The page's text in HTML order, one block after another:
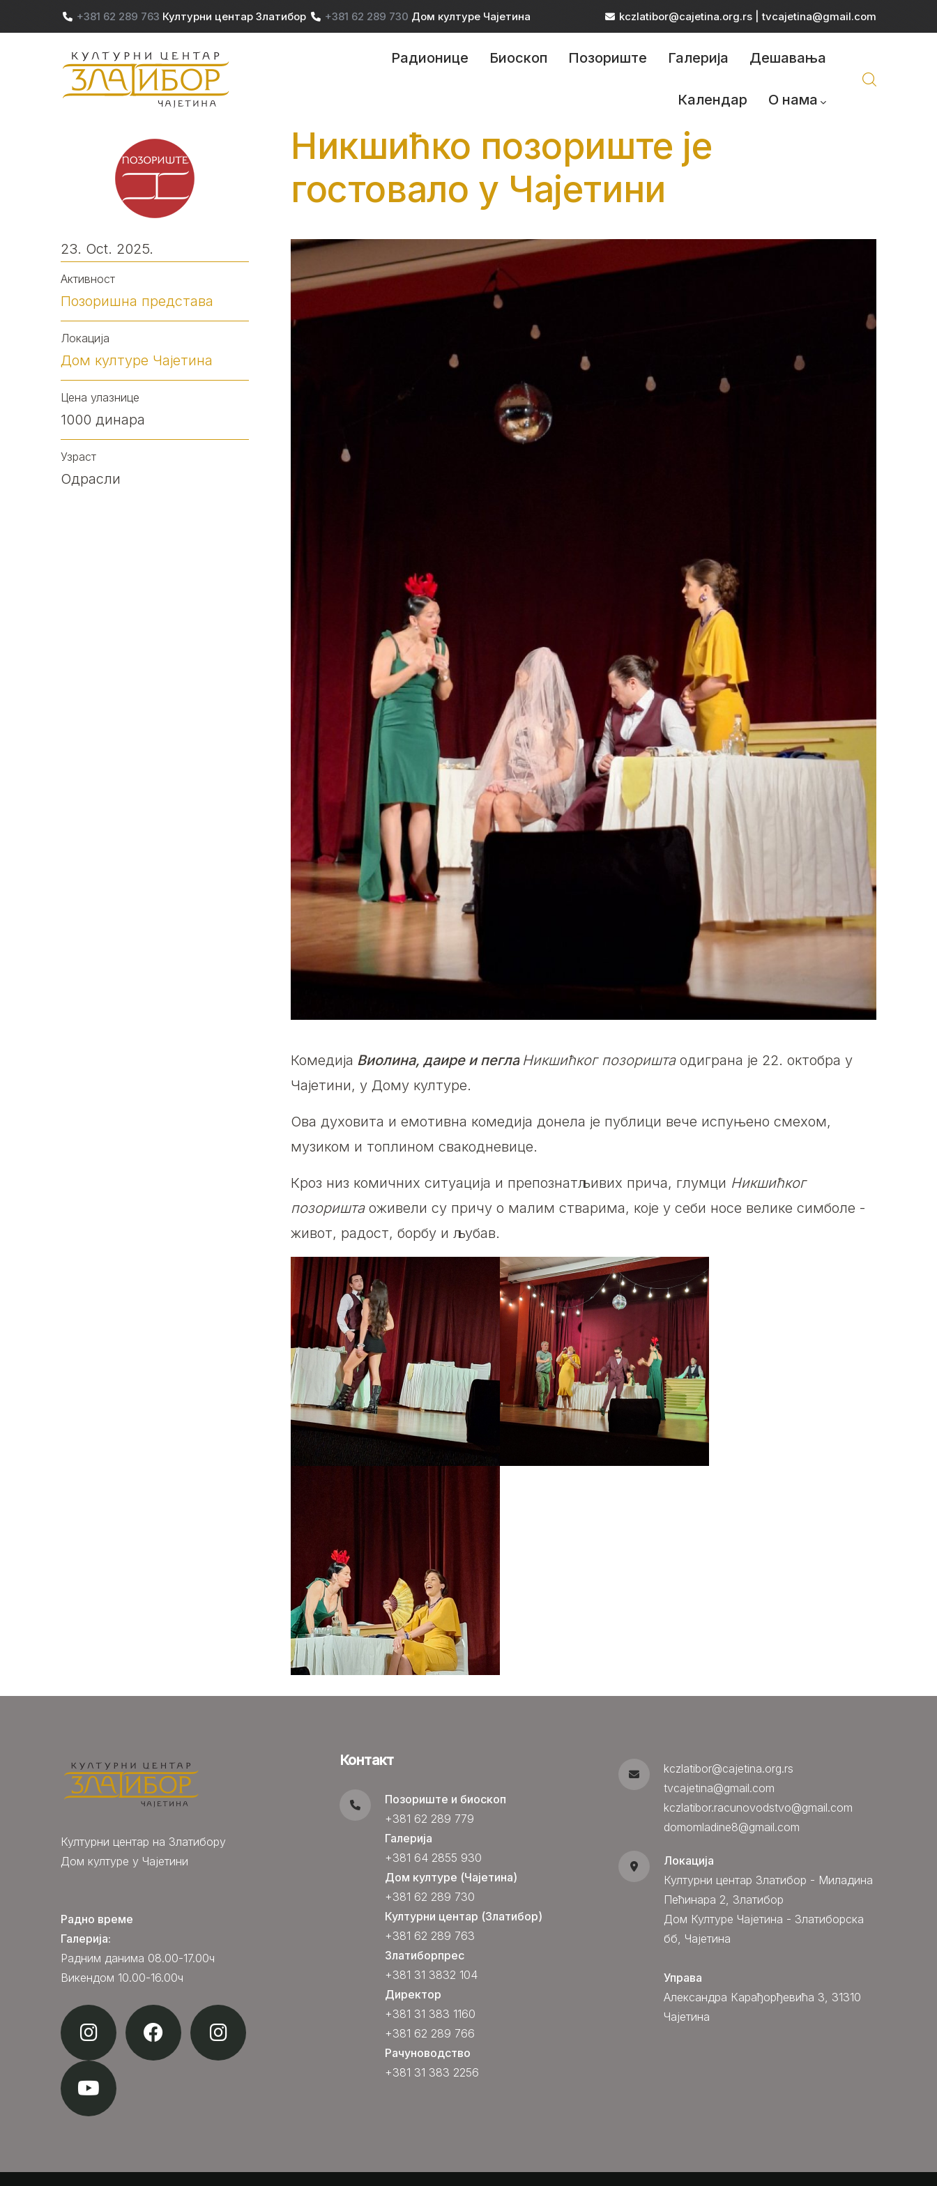
Skip to main content
+381 62 289 763 Културни центар Златибор +381 62 289 730 Дом културе Чајетина kczlatibor@cajetina.org.rs |tvcajetina@gmail.com
Радионице Биоскоп Позориште Галерија Дешавања
Календар О нама
23. Oct. 2025.
Активност
Позоришна представа
Локација
Дом културе Чајетина
Цена улазнице
1000 динара
Узраст
Одрасли
Никшићко позориште је
гостовало у Чајетини
Комедија Виолина, даире и пегла Никшићког позориштаодиграна је 22. октобра у
Чајетини, у Дому културе.
Ова духовита и емотивна комедија донела је публици вече испуњено смехом,
музиком и топлином свакодневице.
Кроз низ комичних ситуација и препознатљивих прича, глумци Никшићког
позориштаоживели су причу о малим стварима, које у себи носе велике симболе -
живот, радост, борбу и љубав.
Културни центар на Златибору
Дом културе у Чајетини
Радно време
Галерија:
Радним данима 08.00-17.00ч
Викендом 10.00-16.00ч
Контакт
Позориште и биоскоп
+381 62 289 779
Галерија
+381 64 2855 930
Дом културе (Чајетина)
+381 62 289 730
Културни центар (Златибор)
+381 62 289 763
Златиборпрес
+381 31 3832 104
Директор
+381 31 383 1160
+381 62 289 766
Рачуноводство
+381 31 383 2256
kczlatibor@cajetina.org.rs
tvcajetina@gmail.com
kczlatibor.racunovodstvo@gmail.com
domomladine8@gmail.com
Локација
Културни центар Златибор - Миладина
Пећинара 2, Златибор
Дом Културе Чајетина - Златиборска
бб, Чајетина
Управа
Александра Карађорђевића 3, 31310
Чајетина